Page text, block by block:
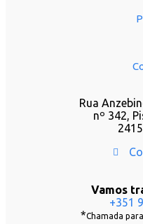
Rua
nº 342,
Vamos
+351
*Chamada